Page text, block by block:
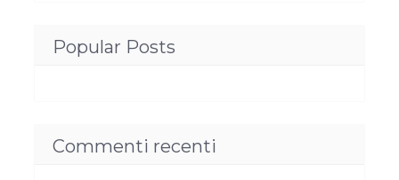
Popular Posts
Commenti recenti